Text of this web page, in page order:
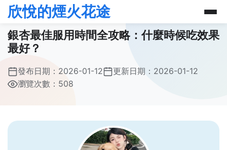
欣悅的煙火花途
銀杏最佳服用時間全攻略：什麼時候吃效果
最好？
發布日期： 2026-01-12 更新日期： 2026-01-12
瀏覽次數：508